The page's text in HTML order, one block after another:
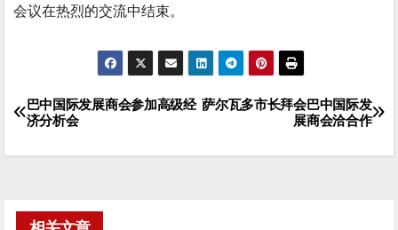
会议在热烈的交流中结束。
文
章
萨尔瓦多市长拜会巴中国际发
展商会洽合作
巴中国际发展商会参加高级经
济分析会